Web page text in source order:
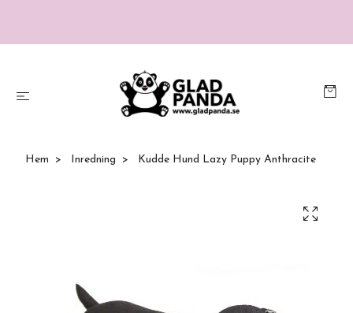
Hem Inredning Kudde Hund Lazy Puppy Anthracite